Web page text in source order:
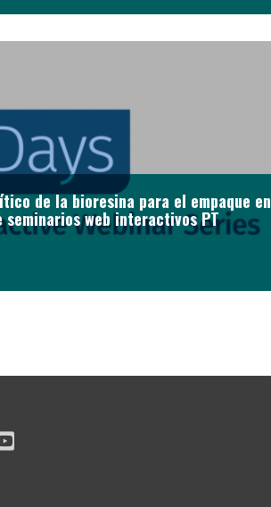
de la bioresina para el empaque en
web interactivos PT